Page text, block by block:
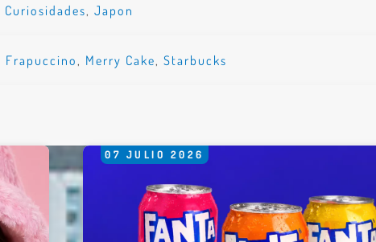
Curiosidades,Japon
Frapuccino , Merry Cake,Starbucks
07 JULIO 2026